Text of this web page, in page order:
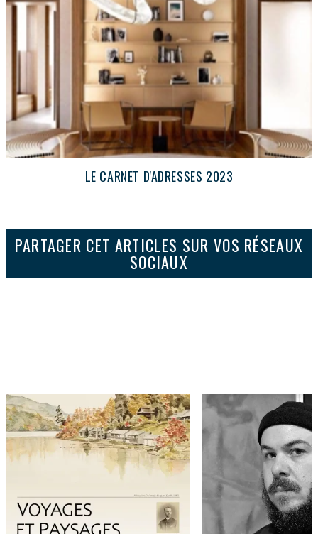
LE CARNET D'ADRESSES 2023
PARTAGER CET ARTICLES SUR VOS RÉSEAUX
SOCIAUX